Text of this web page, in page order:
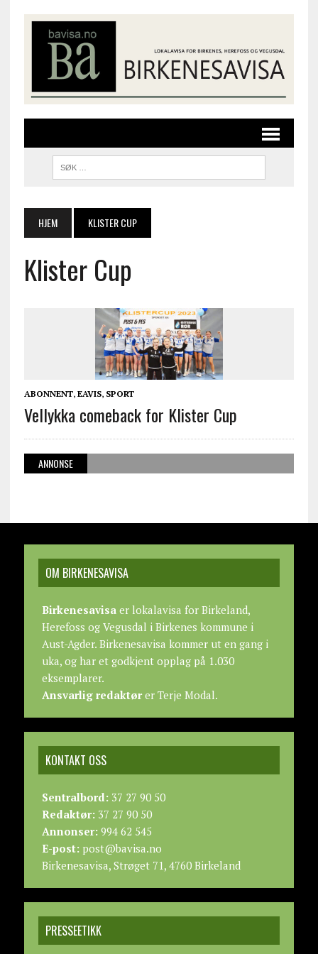
HJEM KLISTER CUP
Klister Cup
ABONNENT, EAVIS, SPORT
Vellykka comeback for Klister Cup
ANNONSE
OM BIRKENESAVISA
Birkenesavisaer lokalavisa for Birkeland,
Herefoss og Vegusdal i Birkenes kommune i
Aust-Agder. Birkenesavisa kommer ut en gang i
uka, og har et godkjent opplag på 1.030
eksemplarer.
Ansvarlig redaktører Terje Modal.
KONTAKT OSS
Sentralbord:37 27 90 50
Redaktør:37 27 90 50
Annonser:994 62 545
E-post:post@bavisa.no
Birkenesavisa, Strøget 71, 4760 Birkeland
PRESSEETIKK